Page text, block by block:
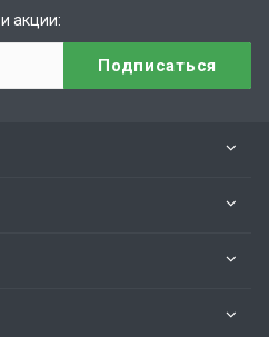
акции: